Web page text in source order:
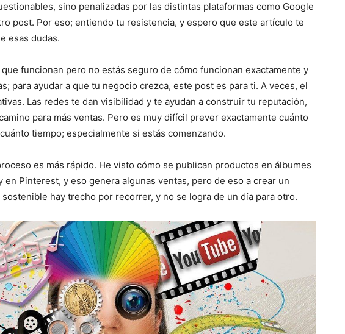
sino penalizadas por las distintas plataformas como Google
post. Por eso; entiendo tu resistencia, y espero que este artículo te
esas dudas.
funcionan pero no estás seguro de cómo funcionan exactamente y
para ayudar a que tu negocio crezca, este post es para ti. A veces, el
Las redes te dan visibilidad y te ayudan a construir tu reputación,
para más ventas. Pero es muy difícil prever exactamente cuánto
tiempo; especialmente si estás comenzando.
es más rápido. He visto cómo se publican productos en álbumes
en Pinterest, y eso genera algunas ventas, pero de eso a crear un
hay trecho por recorrer, y no se logra de un día para otro.